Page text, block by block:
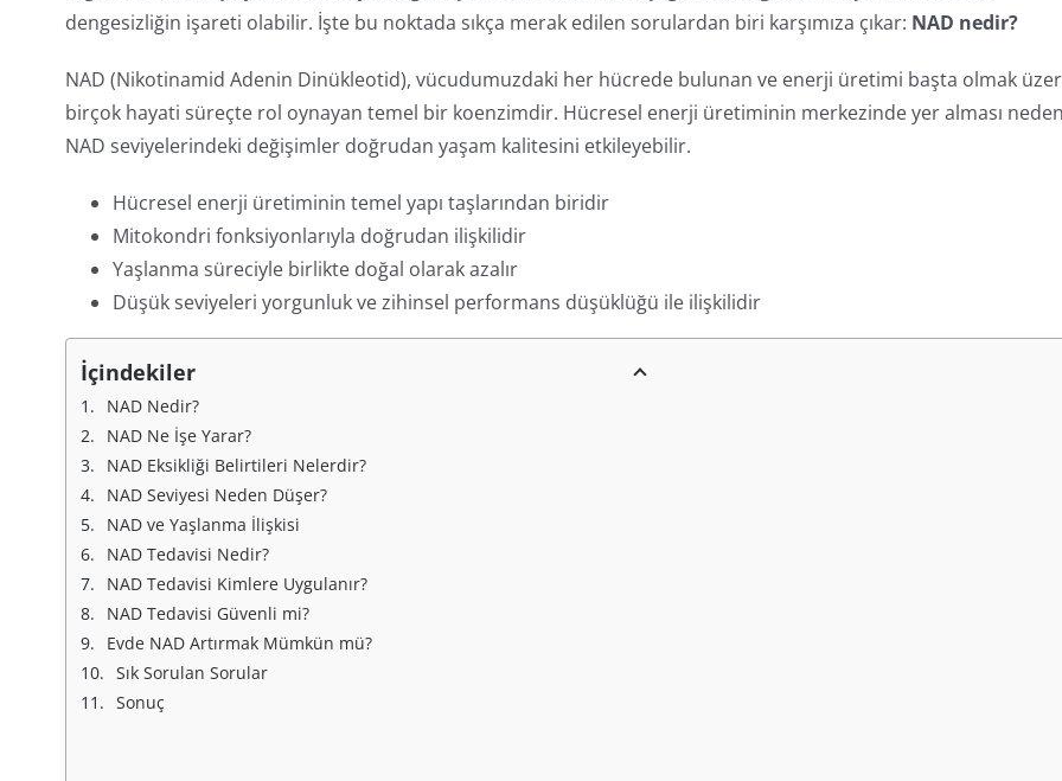
dengesizliğin işareti olabilir. İşte bu noktada sıkça merak edilen sorulardan biri karşımıza çıkar: NAD nedir?
NAD (Nikotinamid Adenin Dinükleotid), vücudumuzdaki her hücrede bulunan ve enerji üretimi başta olmak
birçok hayati süreçte rol oynayan temel bir koenzimdir. Hücresel enerji üretiminin merkezinde yer alması
NAD seviyelerindeki değişimler doğrudan yaşam kalitesini etkileyebilir.
Hücresel enerji üretiminin temel yapı taşlarından biridir
Mitokondri fonksiyonlarıyla doğrudan ilişkilidir
Yaşlanma süreciyle birlikte doğal olarak azalır
Düşük seviyeleri yorgunluk ve zihinsel performans düşüklüğü ile ilişkilidir
İçindekiler
NAD Nedir?
NAD Ne İşe Yarar?
NAD Eksikliği Belirtileri Nelerdir?
NAD Seviyesi Neden Düşer?
NAD ve Yaşlanma İlişkisi
NAD Tedavisi Nedir?
NAD Tedavisi Kimlere Uygulanır?
NAD Tedavisi Güvenli mi?
Evde NAD Artırmak Mümkün mü?
Sık Sorulan Sorular
Sonuç